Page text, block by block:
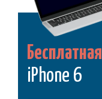
Бесплатная
iPhone 6